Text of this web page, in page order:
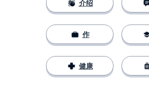
介绍
作
健康